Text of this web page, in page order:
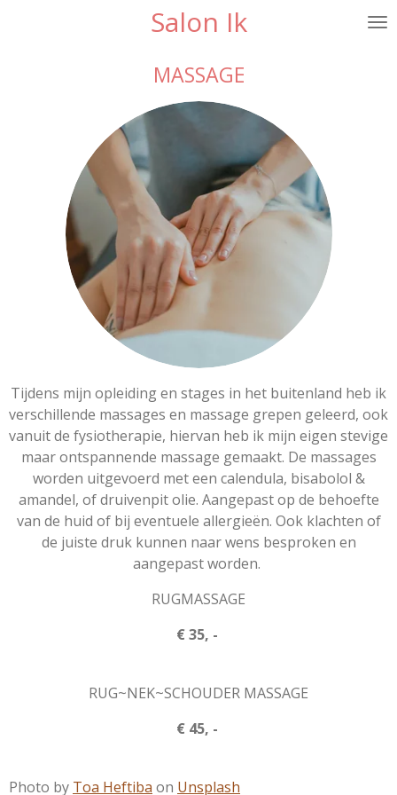
Salon Ik
MASSAGE
Tijdens mijn opleiding en stages in het buitenland heb ik
verschillende massages en massage grepen geleerd, ook
vanuit de fysiotherapie, hiervan heb ik mijn eigen stevige
maar ontspannende massage gemaakt. De massages
worden uitgevoerd met een calendula, bisabolol &
amandel, of druivenpit olie. Aangepast op de behoefte
van de huid of bij eventuele allergieën. Ook klachten of
de juiste druk kunnen naar wens besproken en
aangepast worden.
RUGMASSAGE
€ 35, -
RUG~NEK~SCHOUDER MASSAGE
€ 45, -
Photo by Toa Heftiba on Unsplash